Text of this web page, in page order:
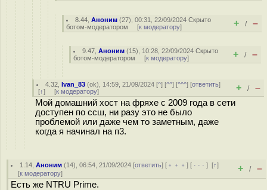
8.44 ,Аноним (27), 00:31, 22/09/2024Скрыто
ботом-модератором [к модератору] + / –
9.47 ,Аноним (15), 10:28, 22/09/2024Скрыто
ботом-модератором [к модератору] + / –
4.32 ,Ivan_83 (ok), 14:59, 21/09/2024 [^] [^^] [^^^] [ответить]
[↑] [к модератору] + / –
Мой домашний хост на фряхе с 2009 года в сети
доступен по ссш, ни разу это не было
проблемой или даже чем то заметным, даже
когда я начинал на п3.
1.14 ,Аноним (14), 06:54, 21/09/2024 [ответить] [ ﹢﹢﹢] [ · · ·][↑]
[к модератору] + / –
Есть же NTRU Prime.